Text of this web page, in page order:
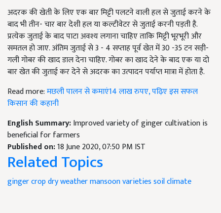
अदरक की खेती के लिए एक बार मिट्टी पलटने वाली हल से जुताई करने के
बाद भी तीन- चार बार देशी हल या कल्टीवेटर से जुताई करनी पड़ती है.
प्रत्येक जुताई के बाद पाटा अवश्य लगाना चाहिए ताकि मिट्टी भूरभूरी और
समतल हो जाए. अंतिम जुताई से 3 - 4 सप्ताह पूर्व खेत में 30 -35 टन सड़ी-
गली गोबर की खाद डाल देना चाहिए. गोबर का खाद देने के बाद एक या दो
बार खेत की जुताई कर देने से अदरक का उत्पादन पर्याप्त मात्रा में होता है.
Read more:मछली पालन से कमाएं14 लाख रुपए, पढ़िए इस सफल
किसान की कहानी
English Summary:Improved variety of ginger cultivation is
beneficial for farmers
Published on:18 June 2020, 07:50 PM IST
Related Topics
gingercropdry weathermansoonvarietiessoilclimate